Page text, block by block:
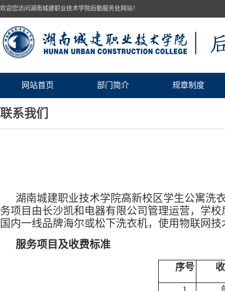
欢迎您访问湖南城建职业技术学院后勤服务处网站！
网站首页 部门简介 规章制度
联系我们
湖南城建职业技术学院高新校区学生公寓洗
务项目由长沙凯和电器有限公司 管理运营， 学校
国内一线品牌海尔或松下洗衣机， 使用物联网技
服务项目及收费标准
序号